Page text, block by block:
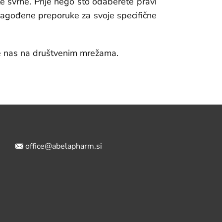
preporuke za svoje specifične
na društvenim mrežama.
office@abelapharm.si